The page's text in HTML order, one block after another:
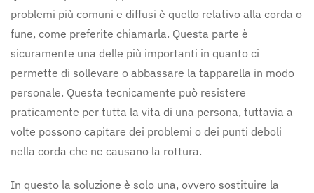
problemi più comuni e diffusi è quello relativo alla corda o
fune, come preferite chiamarla. Questa parte è
sicuramente una delle più importanti in quanto ci
permette di sollevare o abbassare la tapparella in modo
personale. Questa tecnicamente può resistere
praticamente per tutta la vita di una persona, tuttavia a
volte possono capitare dei problemi o dei punti deboli
nella corda che ne causano la rottura.
In questo la soluzione è solo una, ovvero sostituire la